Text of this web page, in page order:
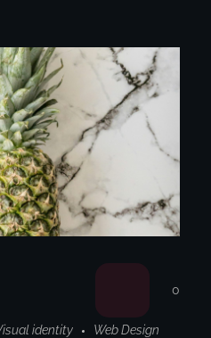
0
identity Web Design